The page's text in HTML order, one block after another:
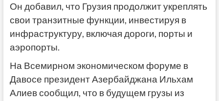
Он добавил, что Грузия продолжит укреплять
свои транзитные функции, инвестируя в
инфраструктуру, включая дороги, порты и
аэропорты.
На Всемирном экономическом форуме в
Давосе президент Азербайджана Ильхам
Алиев сообщил, что в будущем грузы из